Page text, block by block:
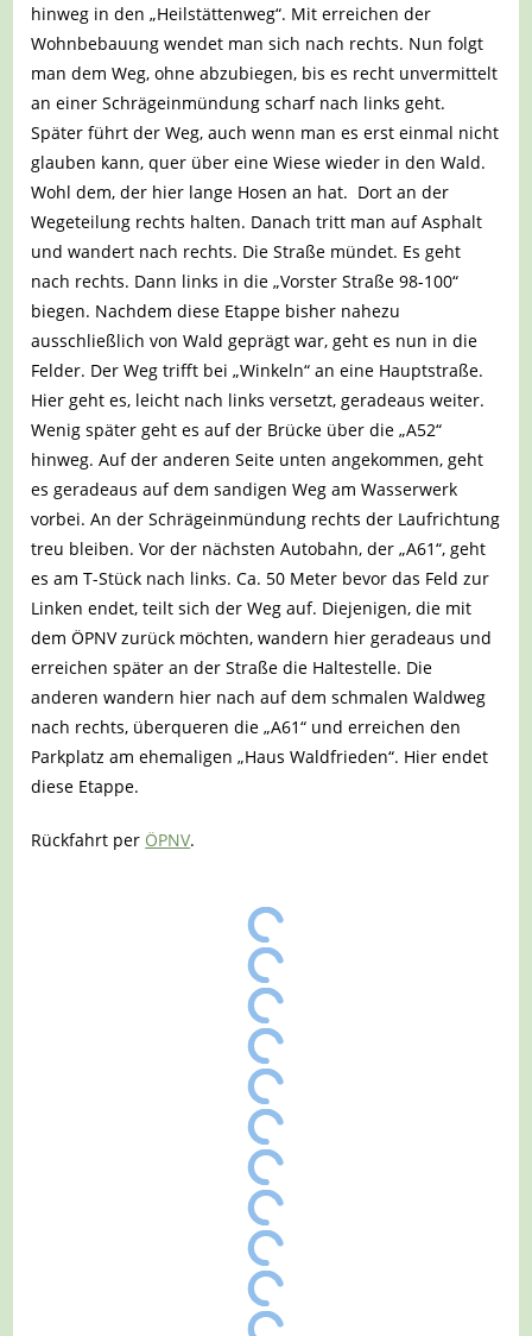
hinweg in den „Heilstättenweg“. Mit erreichen der
Wohnbebauung wendet man sich nach rechts. Nun folgt
man dem Weg, ohne abzubiegen, bis es recht unvermittelt
an einer Schrägeinmündung scharf nach links geht.
Später führt der Weg, auch wenn man es erst einmal nicht
glauben kann, quer über eine Wiese wieder in den Wald.
Wohl dem, der hier lange Hosen an hat. Dort an der
Wegeteilung rechts halten. Danach tritt man auf Asphalt
und wandert nach rechts. Die Straße mündet. Es geht
nach rechts. Dann links in die „Vorster Straße 98-100“
biegen. Nachdem diese Etappe bisher nahezu
ausschließlich von Wald geprägt war, geht es nun in die
Felder. Der Weg trifft bei „Winkeln“ an eine Hauptstraße.
Hier geht es, leicht nach links versetzt, geradeaus weiter.
Wenig später geht es auf der Brücke über die „A52“
hinweg. Auf der anderen Seite unten angekommen, geht
es geradeaus auf dem sandigen Weg am Wasserwerk
vorbei. An der Schrägeinmündung rechts der Laufrichtung
treu bleiben. Vor der nächsten Autobahn, der „A61“, geht
es am T-Stück nach links. Ca. 50 Meter bevor das Feld zur
Linken endet, teilt sich der Weg auf. Diejenigen, die mit
dem ÖPNV zurück möchten, wandern hier geradeaus und
erreichen später an der Straße die Haltestelle. Die
anderen wandern hier nach auf dem schmalen Waldweg
nach rechts, überqueren die „A61“ und erreichen den
Parkplatz am ehemaligen „Haus Waldfrieden“. Hier endet
diese Etappe.
Rückfahrt per ÖPNV.